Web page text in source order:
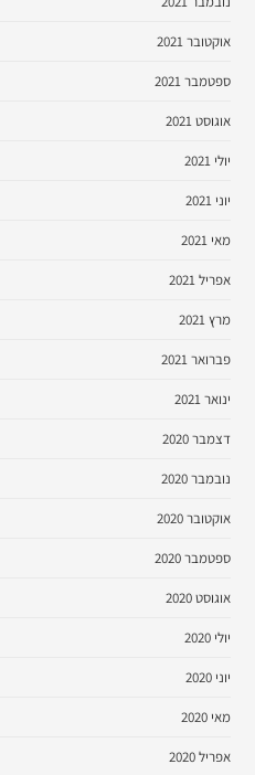
אוקטובר 2021
ספטמבר 2021
אוגוסט 2021
יולי 2021
יוני 2021
מאי 2021
אפריל 2021
מרץ 2021
פברואר 2021
ינואר 2021
דצמבר 2020
נובמבר 2020
אוקטובר 2020
ספטמבר 2020
אוגוסט 2020
יולי 2020
יוני 2020
מאי 2020
אפריל 2020